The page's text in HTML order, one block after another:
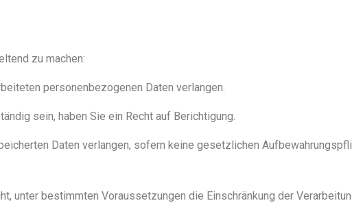
zu machen:
personenbezogenen Daten verlangen.
sein, haben Sie ein Recht auf Berichtigung.
Daten verlangen, sofern keine gesetzlichen
unter bestimmten Voraussetzungen die Einschränkung der